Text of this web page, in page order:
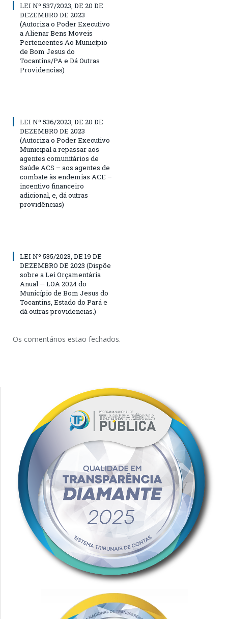
LEI Nº 537/2023, DE 20 DE
DEZEMBRO DE 2023
(Autoriza o Poder Executivo
a Alienar Bens Moveis
Pertencentes Ao Município
de Bom Jesus do
Tocantins/PA e Dá Outras
Providencias)
LEI Nº 536/2023, DE 20 DE
DEZEMBRO DE 2023
(Autoriza o Poder Executivo
Municipal a repassar aos
agentes comunitários de
Saúde ACS – aos agentes de
combate às endemias ACE –
incentivo financeiro
adicional, e, dá outras
providências)
LEI Nº 535/2023, DE 19 DE
DEZEMBRO DE 2023 (Dispõe
sobre a Lei Orçamentária
Anual — LOA 2024 do
Município de Bom Jesus do
Tocantins, Estado do Pará e
dá outras providencias.)
Os comentários estão fechados.